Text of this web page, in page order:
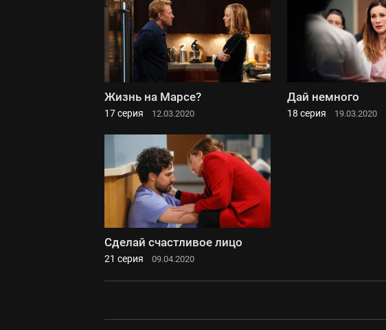
Жизнь на Марсе?
17 серия 12.03.2020
Дай немного
18 серия 19.03.2020
Сделай счастливое лицо
21 серия 09.04.2020